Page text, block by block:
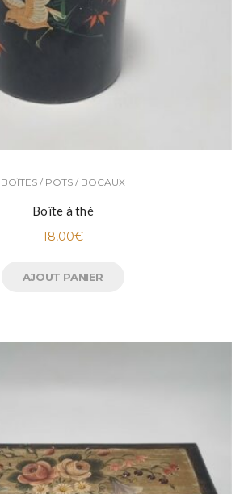
BOÎTES / POTS / BOCAUX
Boîte à thé
18,00€
AJOUT PANIER